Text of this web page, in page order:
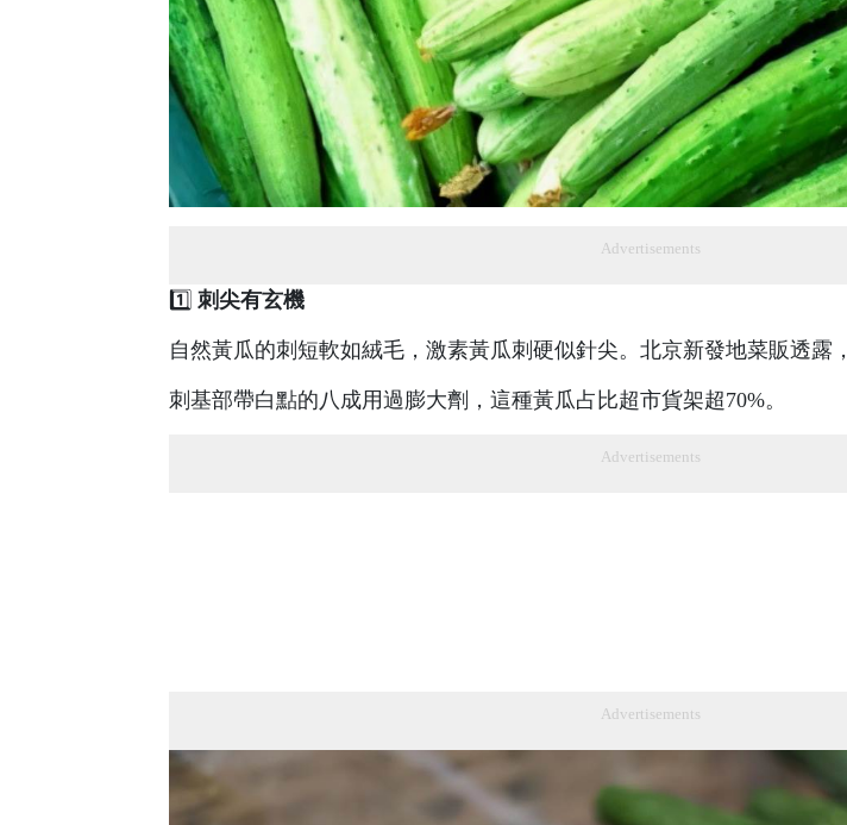
Advertisements
1️⃣ ​ ​刺尖有玄機​
自然黃瓜的刺短軟如絨毛，激素黃瓜刺硬似針尖。北京新發地菜販透露，
刺基部帶白點的八成用過膨大劑，這種黃瓜占比超市貨架超70%。
Advertisements
Advertisements